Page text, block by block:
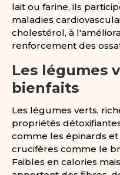
lait ou farine, ils
maladies
cholestérol, à
renforcement des
Les légumes
bienfaits
Les légumes verts,
propriétés
comme les épinards et
crucifères comme le
Faibles en calories